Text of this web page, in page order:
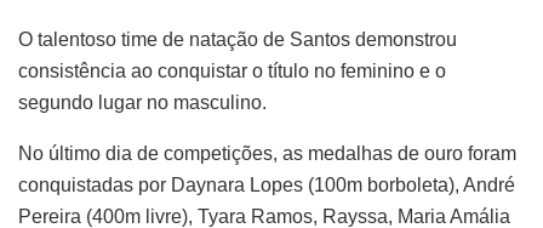
O talentoso time de natação de Santos demonstrou
consistência ao conquistar o título no feminino e o
segundo lugar no masculino.
No último dia de competições, as medalhas de ouro foram
conquistadas por Daynara Lopes (100m borboleta), André
Pereira (400m livre), Tyara Ramos, Rayssa, Maria Amália